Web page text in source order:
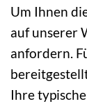
Um Ihnen
auf unserer
anfordern.
Ihre